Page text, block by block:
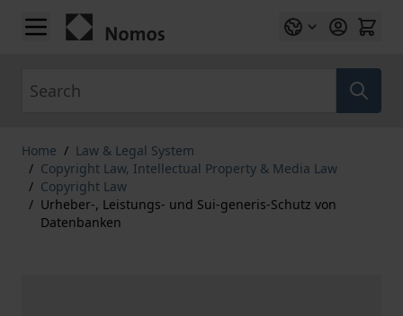
Skip to Content
Home / Law & Legal System
/ Copyright Law, Intellectual Property & Media Law
/ Copyright Law
/ Urheber-, Leistungs- und Sui-generis-Schutz von
Datenbanken